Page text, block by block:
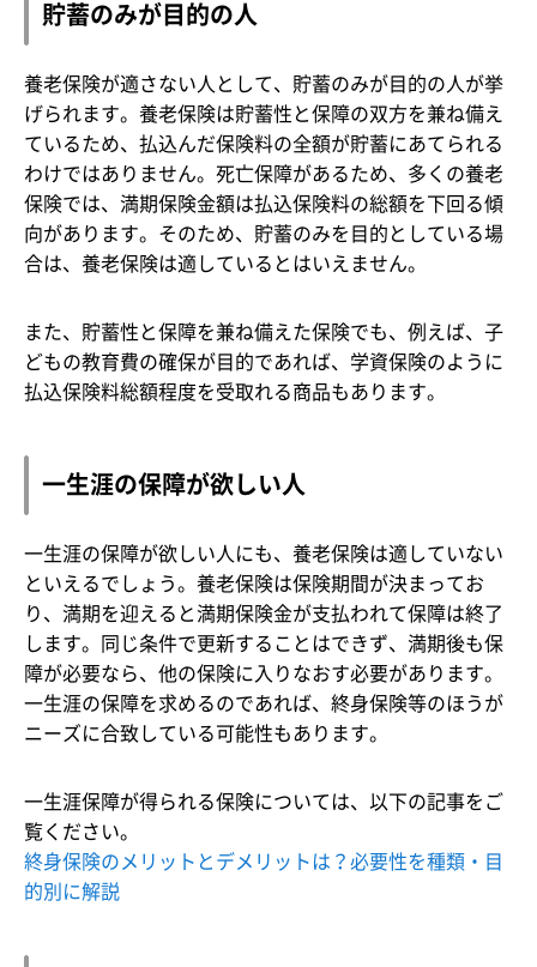
貯蓄のみが目的の人
養老保険が適さない人として、貯蓄のみが目的の人が挙
げられます。養老保険は貯蓄性と保障の双方を兼ね備え
ているため、払込んだ保険料の全額が貯蓄にあてられる
わけではありません。死亡保障があるため、多くの養老
保険では、満期保険金額は払込保険料の総額を下回る傾
向があります。そのため、貯蓄のみを目的としている場
合は、養老保険は適しているとはいえません。
また、貯蓄性と保障を兼ね備えた保険でも、例えば、子
どもの教育費の確保が目的であれば、学資保険のように
払込保険料総額程度を受取れる商品もあります。
一生涯の保障が欲しい人
一生涯の保障が欲しい人にも、養老保険は適していない
といえるでしょう。養老保険は保険期間が決まってお
り、満期を迎えると満期保険金が支払われて保障は終了
します。同じ条件で更新することはできず、満期後も保
障が必要なら、他の保険に入りなおす必要があります。
一生涯の保障を求めるのであれば、終身保険等のほうが
ニーズに合致している可能性もあります。
一生涯保障が得られる保険については、以下の記事をご
覧ください。
終身保険のメリットとデメリットは？必要性を種類・目
的別に解説